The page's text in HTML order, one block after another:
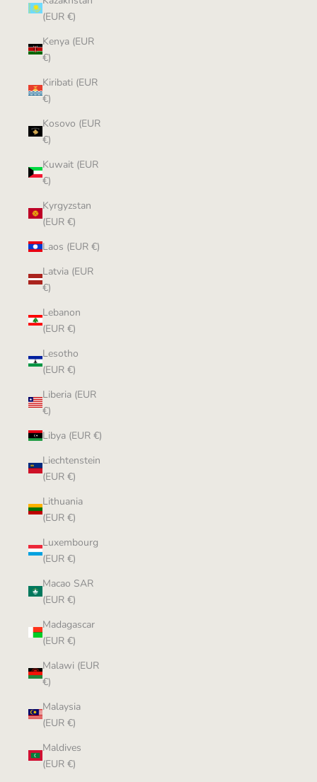
(EUR €)
Kenya (EUR
€)
Kiribati (EUR
€)
Kosovo (EUR
€)
Kuwait (EUR
€)
Kyrgyzstan
(EUR €)
Laos (EUR €)
Latvia (EUR
€)
Lebanon
(EUR €)
Lesotho
(EUR €)
Liberia (EUR
€)
Libya (EUR €)
Liechtenstein
(EUR €)
Lithuania
(EUR €)
Luxembourg
(EUR €)
Macao SAR
(EUR €)
Madagascar
(EUR €)
Malawi (EUR
€)
Malaysia
(EUR €)
Maldives
(EUR €)